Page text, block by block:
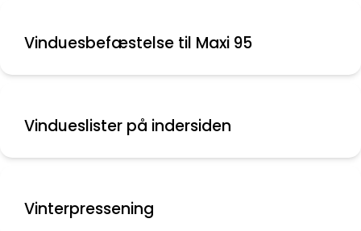
Vinduesbefæstelse til Maxi 95
Vindueslister på indersiden
Vinterpressening